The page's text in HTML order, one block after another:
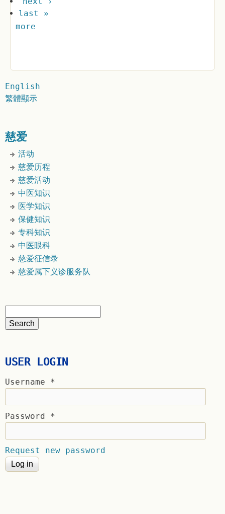
last »
more
English
繁體顯示
慈爱
活动
慈爱历程
慈爱活动
中医知识
医学知识
保健知识
专科知识
中医眼科
慈爱征信录
慈爱属下义诊服务队
USER LOGIN
Username *
Password *
Request new password